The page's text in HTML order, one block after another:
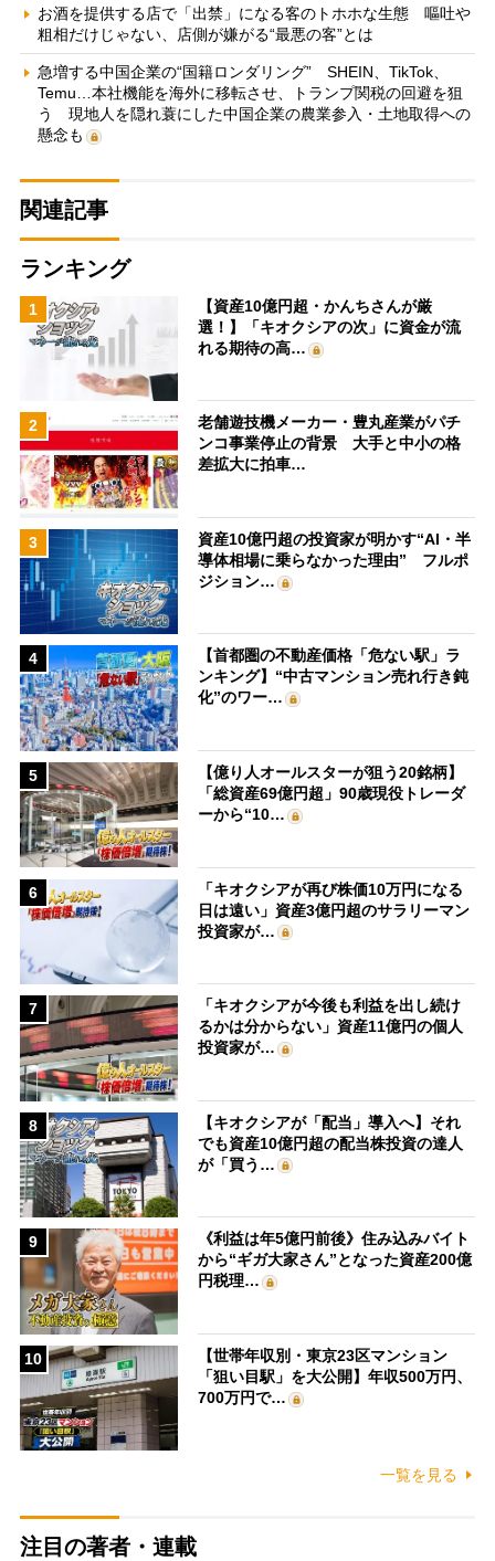
お酒を提供する店で「出禁」になる客のトホホな生態 嘔吐や
粗相だけじゃない、店側が嫌がる“最悪の客”とは
急増する中国企業の“国籍ロンダリング” SHEIN、TikTok、
Temu…本社機能を海外に移転させ、トランプ関税の回避を狙
う 現地人を隠れ蓑にした中国企業の農業参入・土地取得への
懸念も
関連記事
ランキング
1
【資産10億円超・かんちさんが厳
選！】「キオクシアの次」に資金が流
れる期待の高…
2
老舗遊技機メーカー・豊丸産業がパチ
ンコ事業停止の背景 大手と中小の格
差拡大に拍車…
3
資産10億円超の投資家が明かす“AI・半
導体相場に乗らなかった理由” フルポ
ジション…
4
【首都圏の不動産価格「危ない駅」ラ
ンキング】“中古マンション売れ行き鈍
化”のワー…
5
【億り人オールスターが狙う20銘柄】
「総資産69億円超」90歳現役トレーダ
ーから“10…
6
「キオクシアが再び株価10万円になる
日は遠い」資産3億円超のサラリーマン
投資家が…
7
「キオクシアが今後も利益を出し続け
るかは分からない」資産11億円の個人
投資家が…
8
【キオクシアが「配当」導入へ】それ
でも資産10億円超の配当株投資の達人
が「買う…
9
《利益は年5億円前後》住み込みバイト
から“ギガ大家さん”となった資産200億
円税理…
10
【世帯年収別・東京23区マンション
「狙い目駅」を大公開】年収500万円、
700万円で…
一覧を見る
注目の著者・連載